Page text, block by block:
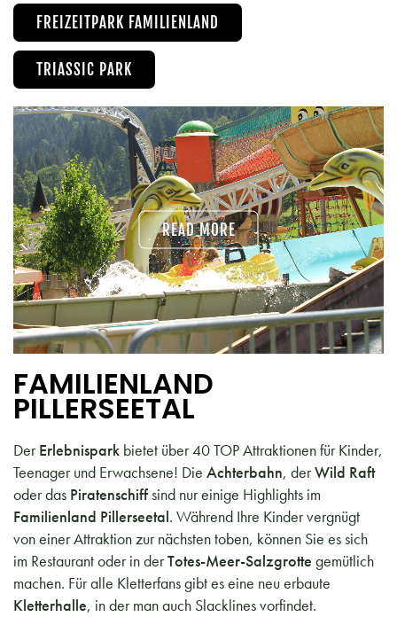
FREIZEITPARK FAMILIENLAND
TRIASSIC PARK
READ MORE
FAMILIENLAND
PILLERSEETAL
DerErlebnispark bietet über 40 TOP Attraktionen für Kinder,
Teenager und Erwachsene! Die Achterbahn, derWild Raft
oder das Piratenschiffsind nur einige Highlights im
Familienland Pillerseetal. Während Ihre Kinder vergnügt
von einer Attraktion zur nächsten toben, können Sie es sich
im Restaurant oder in derTotes-Meer-Salzgrotte gemütlich
machen. Für alle Kletterfans gibt es eine neu erbaute
Kletterhalle, in der man auch Slacklines vorfindet.